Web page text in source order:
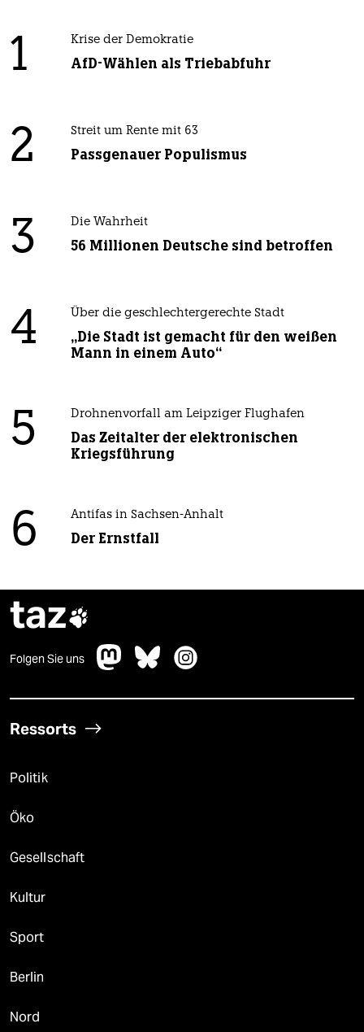
1 Krise der Demokratie
AfD-Wählen als Triebabfuhr
2 Streit um Rente mit 63
Passgenauer Populismus
3 Die Wahrheit
56 Millionen Deutsche sind betroffen
4 Über die geschlechtergerechte Stadt
„Die Stadt ist gemacht für den weißen
Mann in einem Auto“
5 Drohnenvorfall am Leipziger Flughafen
Das Zeitalter der elektronischen
Kriegsführung
6 Antifas in Sachsen-Anhalt
Der Ernstfall
taz
Folgen Sie uns
Ressorts
Politik
Öko
Gesellschaft
Kultur
Sport
Berlin
Nord